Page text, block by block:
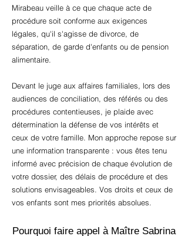
Mirabeau veille à ce que chaque acte de
procédure soit conforme aux exigences
légales, qu'il s'agisse de divorce, de
séparation, de garde d'enfants ou de pension
alimentaire.
Devant le juge aux affaires familiales, lors des
audiences de conciliation, des référés ou des
procédures contentieuses, je plaide avec
détermination la défense de vos intérêts et
ceux de votre famille. Mon approche repose sur
une information transparente : vous êtes tenu
informé avec précision de chaque évolution de
votre dossier, des délais de procédure et des
solutions envisageables. Vos droits et ceux de
vos enfants sont mes priorités absolues.
Pourquoi faire appel à Maître Sabrina